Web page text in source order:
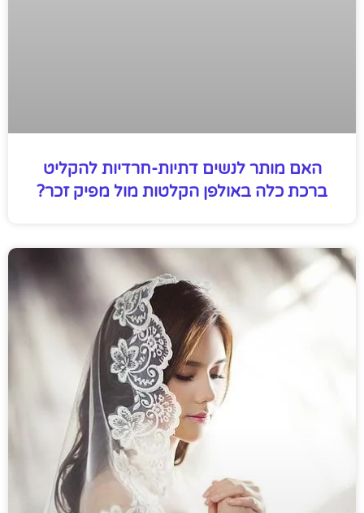
האם מותר לנשים דתיות-חרדיות להקליט
ברכת כלה באולפן הקלטות מול מפיק זכר?